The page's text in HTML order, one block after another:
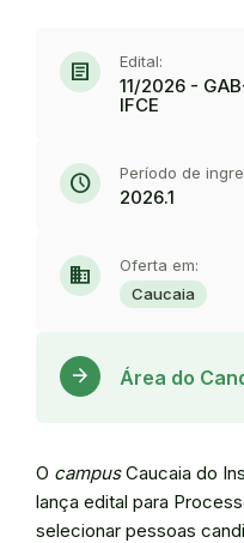
article Edital:
11/2026 -
IFCE
schedule Período de
2026.1
domain
Oferta em:
Caucaia
arrow_forward Área do
O campusCaucaia do
lança edital para
selecionar pessoas